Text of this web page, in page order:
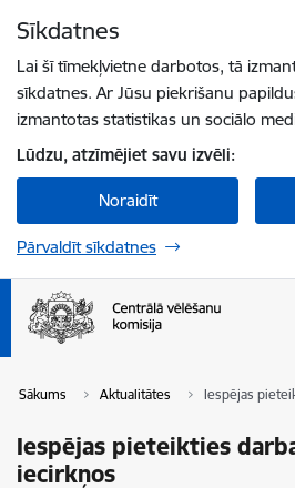
Sīkdatnes
Lai šī tīmekļvietne darbotos, tā
sīkdatnes. Ar Jūsu piekrišanu
izmantotas statistikas un sociālo
Lūdzu, atzīmējiet savu izvēli:
Noraidīt
Pārvaldīt sīkdatnes
Sākums Aktualitātes Iespējas
Iespējas pieteikties
iecirkņos